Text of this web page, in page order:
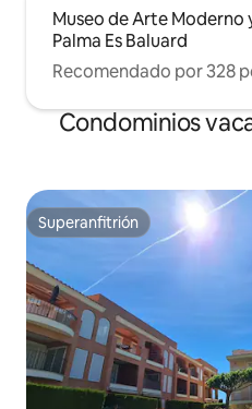
Museo de Arte
Palma Es Baluard
Recomendado por 328
Condominios
Superanfitrión
Superanfitrión